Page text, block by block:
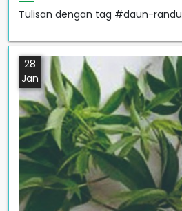
Tulisan dengan tag #daun-randu
28
Jan